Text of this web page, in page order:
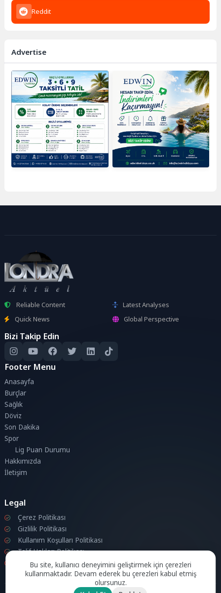
Reddit
Advertise
Reliable Content
Latest Analyses
Quick News
Global Perspective
Bizi Takip Edin
Footer Menu
Anasayfa
Burçlar
Sağlık
Döviz
Son Dakika
Spor
Lig Puan Durumu
Hakkımızda
İletişim
Legal
Çerez Politikası
Gizlilik Politikası
Kullanım Koşulları Politikası
Telif Hakları Politikası
İletişim
Bu site, kullanıcı deneyimini geliştirmek için çerezleri
kullanmaktadır. Devam ederek bu çerezleri kabul etmiş
olursunuz.